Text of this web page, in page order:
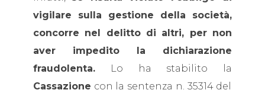
vigilare sulla gestione della società,
concorre nel delitto di altri, per non
aver impedito la dichiarazione
fraudolenta. Lo ha stabilito la
Cassazione con la sentenza n. 35314 del